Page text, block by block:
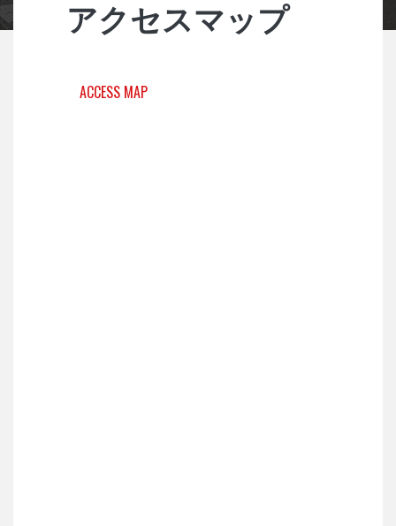
アクセスマップ
ACCESS MAP